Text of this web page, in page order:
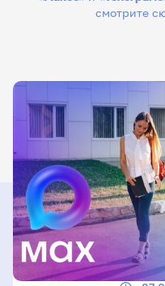
смотрите